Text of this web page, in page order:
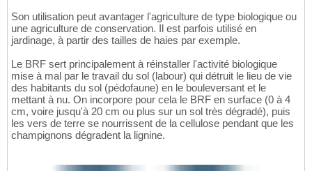
Son utilisation peut avantager l'agriculture de type biologique ou
une agriculture de conservation. Il est parfois utilisé en
jardinage, à partir des tailles de haies par exemple.
Le BRF sert principalement à réinstaller l'activité biologique
mise à mal par le travail du sol (labour) qui détruit le lieu de vie
des habitants du sol (pédofaune) en le bouleversant et le
mettant à nu. On incorpore pour cela le BRF en surface (0 à 4
cm, voire jusqu'à 20 cm ou plus sur un sol très dégradé), puis
les vers de terre se nourrissent de la cellulose pendant que les
champignons dégradent la lignine.